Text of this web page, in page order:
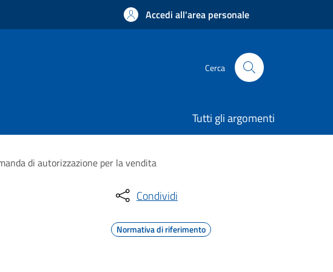
Accedi all'area personale
Cerca
Tutti gli argomenti
di autorizzazione per la vendita
Condividi
Normativa di riferimento